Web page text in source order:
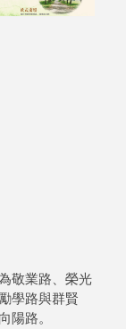
敬業路、榮光
學路與群賢
陽路。